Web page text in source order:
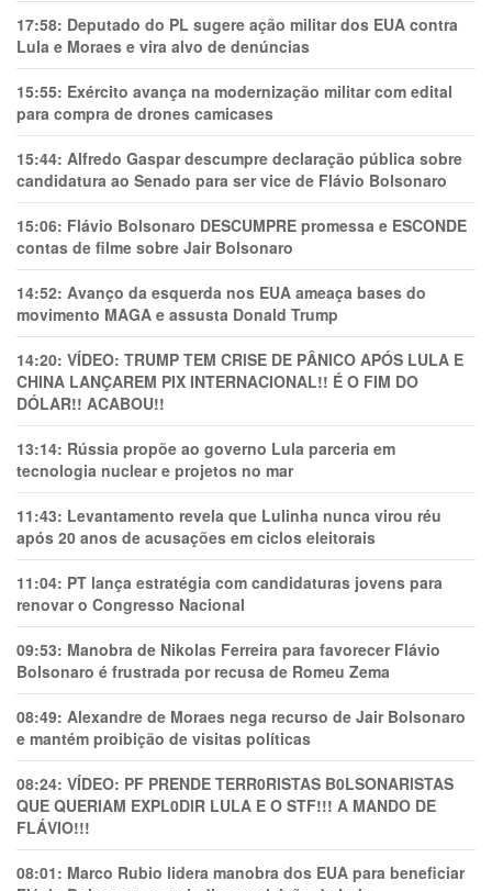
17:58: Deputado do PL sugere ação militar dos EUA contra
Lula e Moraes e vira alvo de denúncias
15:55: Exército avança na modernização militar com edital
para compra de drones camicases
15:44: Alfredo Gaspar descumpre declaração pública sobre
candidatura ao Senado para ser vice de Flávio Bolsonaro
15:06: Flávio Bolsonaro DESCUMPRE promessa e ESCONDE
contas de filme sobre Jair Bolsonaro
14:52: Avanço da esquerda nos EUA ameaça bases do
movimento MAGA e assusta Donald Trump
14:20: VÍDEO: TRUMP TEM CRlSE DE PÂNlCO APÓS LULA E
CHINA LANÇAREM PIX INTERNACIONAL!! É O FIM DO
DÓLAR!! ACABOU!!
13:14: Rússia propõe ao governo Lula parceria em
tecnologia nuclear e projetos no mar
11:43: Levantamento revela que Lulinha nunca virou réu
após 20 anos de acusações em ciclos eleitorais
11:04: PT lança estratégia com candidaturas jovens para
renovar o Congresso Nacional
09:53: Manobra de Nikolas Ferreira para favorecer Flávio
Bolsonaro é frustrada por recusa de Romeu Zema
08:49: Alexandre de Moraes nega recurso de Jair Bolsonaro
e mantém proibição de visitas políticas
08:24: VÍDEO: PF PRENDE TERR0RlSTAS B0LSONARlSTAS
QUE QUERIAM EXPL0DlR LULA E O STF!!! A MANDO DE
FLÁVIO!!!
08:01: Marco Rubio lidera manobra dos EUA para beneficiar